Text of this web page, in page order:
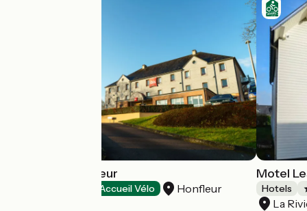
Hôtel Ibis Honfleur
Accueil Vélo Honfleur
Motel
Hotels
La